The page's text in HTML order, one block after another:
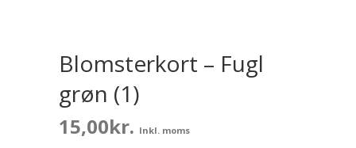
Blomsterkort – Fugl
grøn (1)
15,00kr. Inkl. moms